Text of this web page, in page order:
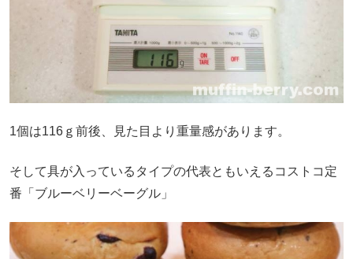
1個は116ｇ前後、見た目より重量感があります。
そして具が入っているタイプの代表ともいえるコストコ定
番「ブルーベリーベーグル」